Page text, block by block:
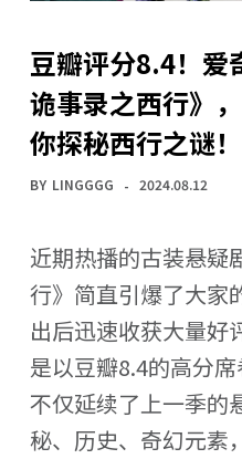
豆瓣评分8.4！爱
诡事录之西行》
你探秘西行之谜！
BY LINGGGG 2024.08.12
近期热播的古装悬疑
行》简直引爆了大家
出后迅速收获大量好
是以豆瓣8.4的高分
不仅延续了上一季的
秘、历史、奇幻元素